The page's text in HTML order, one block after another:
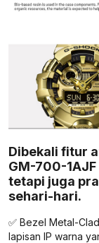
Dibekali fitur
GM-700-
tetapi juga
sehari-hari.
✅ Bezel Metal-
lapisan IP warna